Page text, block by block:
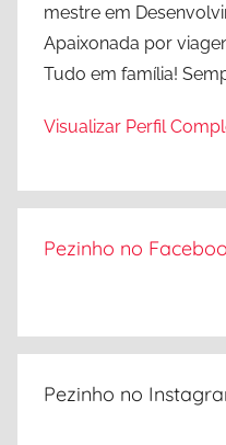
c
o
u
e
mestre em
Apaixonada por
Tudo em família!
Visualizar Perfil
Pezinho no
Pezinho no